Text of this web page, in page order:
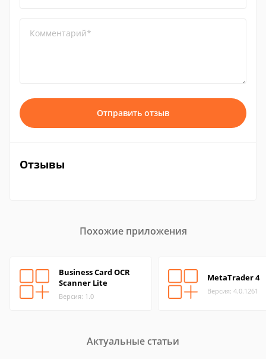
Комментарий*
Отправить отзыв
Отзывы
Похожие приложения
Business Card OCR
Scanner Lite
Версия: 1.0
MetaTrader 4
Версия: 4.0.1261
Актуальные статьи